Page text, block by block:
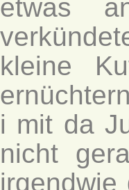
etwas
kleine
i mit da
nicht